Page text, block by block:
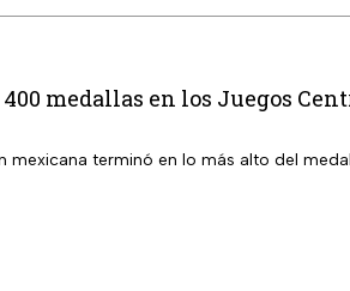
medallas en los Juegos
mexicana terminó en lo más alto del